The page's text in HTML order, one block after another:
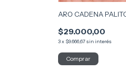
ARO CADENA
$29.000,00
3x $9.666,67 sin interés